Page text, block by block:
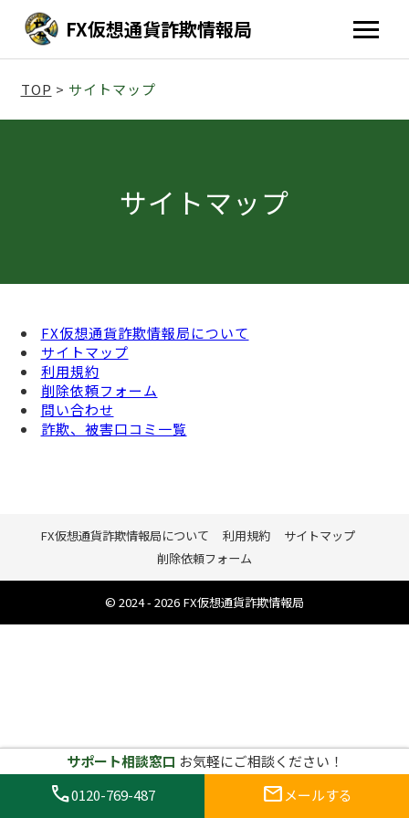
FX仮想通貨詐欺情報局
TOP > サイトマップ
サイトマップ
FX仮想通貨詐欺情報局について
サイトマップ
利用規約
削除依頼フォーム
問い合わせ
詐欺、被害口コミ一覧
FX仮想通貨詐欺情報局について 利用規約
サイトマップ
削除依頼フォーム
© 2024 - 2026 FX仮想通貨詐欺情報局
サポート相談窓口 お気軽にご相談ください！
call0120-769-487 mail メールする